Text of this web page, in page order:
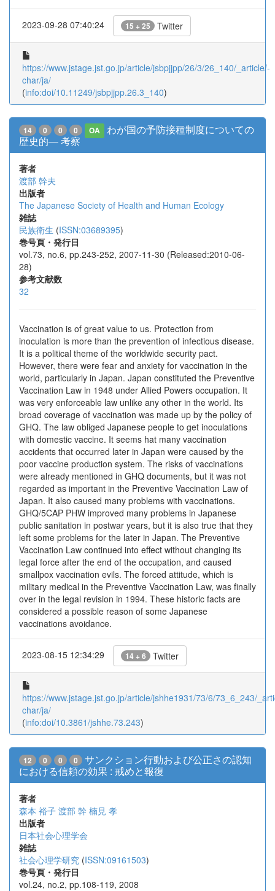
2023-09-28 07:40:24 15 + 25 Twitter
https://www.jstage.jst.go.jp/article/jsbpjjpp/26/3/26_140/_article/-
char/ja/
(info:doi/10.11249/jsbpjjpp.26.3_140)
14 0 0 0 OA
わが国の予防接種制度についての
歴史的― 考察
著者
渡部 幹夫
出版者
The Japanese Society of Health and Human Ecology
雑誌
民族衛生 (ISSN:03689395)
巻号頁・発行日
vol.73, no.6, pp.243-252, 2007-11-30 (Released:2010-06-
28)
参考文献数
32
Vaccination is of great value to us. Protection from
inoculation is more than the prevention of infectious disease.
It is a political theme of the worldwide security pact.
However, there were fear and anxiety for vaccination in the
world, particularly in Japan. Japan constituted the Preventive
Vaccination Law in 1948 under Allied Powers occupation. It
was very enforceable law unlike any other in the world. Its
broad coverage of vaccination was made up by the policy of
GHQ. The law obliged Japanese people to get inoculations
with domestic vaccine. It seems hat many vaccination
accidents that occurred later in Japan were caused by the
poor vaccine production system. The risks of vaccinations
were already mentioned in GHQ documents, but it was not
regarded as important in the Preventive Vaccination Law of
Japan. It also caused many problems with vaccinations.
GHQ/5CAP PHW improved many problems in Japanese
public sanitation in postwar years, but it is also true that they
left some problems for the later in Japan. The Preventive
Vaccination Law continued into effect without changing its
legal force after the end of the occupation, and caused
smallpox vaccination evils. The forced attitude, which is
military medical in the Preventive Vaccination Law, was finally
over in the legal revision in 1994. These historic facts are
considered a possible reason of some Japanese
vaccinations avoidance.
2023-08-15 12:34:29 14 + 6 Twitter
https://www.jstage.jst.go.jp/article/jshhe1931/73/6/73_6_243/
char/ja/
(info:doi/10.3861/jshhe.73.243)
12 0 0 0
サンクション行動および公正さの認知
における信頼の効果 : 戒めと報復
著者
森本 裕子 渡部 幹 楠見 孝
出版者
日本社会心理学会
雑誌
社会心理学研究 (ISSN:09161503)
巻号頁・発行日
vol.24, no.2, pp.108-119, 2008